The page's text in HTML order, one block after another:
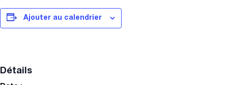
Ajouter au calendrier
Détails